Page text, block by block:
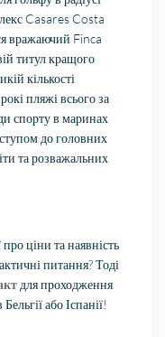
Casares Costa
вражаючий Finca
титул кращого
кількості
пляжі всього за
спорту в маринах
до головних
та розважальних
ціни та наявність
питання? Тоді
для проходження
або Іспанії!